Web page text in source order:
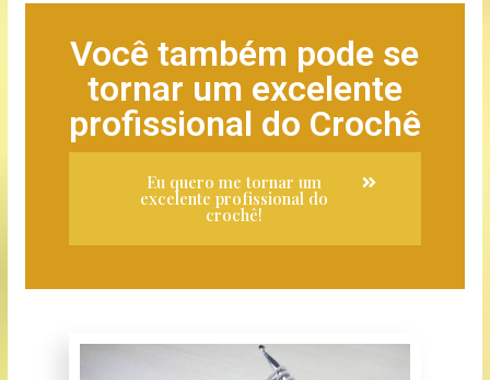
Você também pode se
tornar um excelente
profissional do Crochê
Eu quero me tornar um
excelente profissional do
crochê!